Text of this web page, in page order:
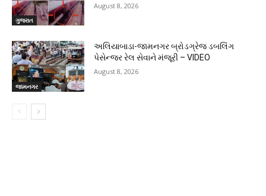
ગુજરાત
August 8, 2026
જામનગર
અલિયાબાડા-જામનગર બ્રોડગ્રેજ ડબલિંગ
પેસેન્જર રેલ સેવાને મંજૂરી – VIDEO
August 8, 2026